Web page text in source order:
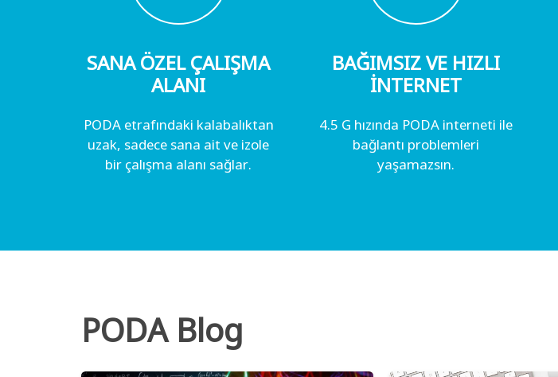
SANA ÖZEL ÇALIŞMA
ALANI
PODA etrafındaki kalabalıktan
uzak, sadece sana ait ve izole
bir çalışma alanı sağlar.
BAĞIMSIZ VE HIZLI
İNTERNET
4.5 G hızında PODA interneti ile
bağlantı problemleri
yaşamazsın.
PODA Blog